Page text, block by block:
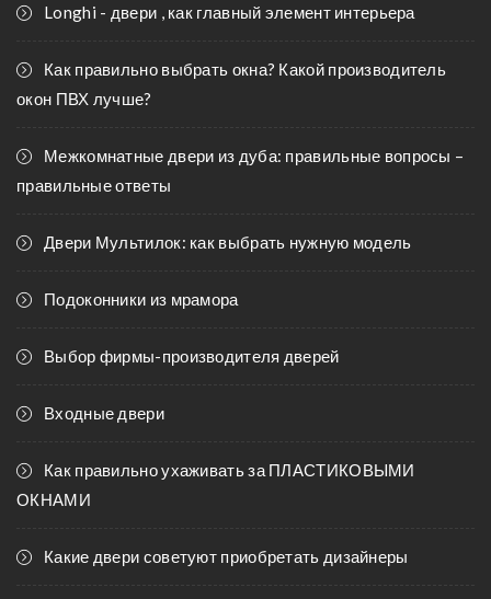
Longhi - двери , как главный элемент интерьера
Как правильно выбрать окна? Какой производитель
окон ПВХ лучше?
Межкомнатные двери из дуба: правильные вопросы –
правильные ответы
Двери Мультилок: как выбрать нужную модель
Подоконники из мрамора
Выбор фирмы-производителя дверей
Входные двери
Как правильно ухаживать за ПЛАСТИКОВЫМИ
ОКНАМИ
Какие двери советуют приобретать дизайнеры